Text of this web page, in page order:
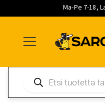
Ma-Pe 7-18,
navigointiin
sisältöön
pääsisältöön
search